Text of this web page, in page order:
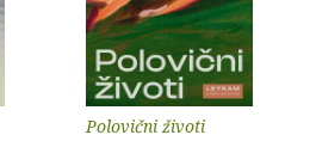
Polovični životi